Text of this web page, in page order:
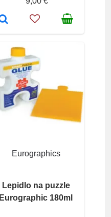
Eurographics
Lepidlo na puzzle
Eurographic 180ml